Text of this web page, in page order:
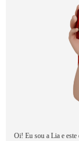
Oi! Eu sou a Lia e este